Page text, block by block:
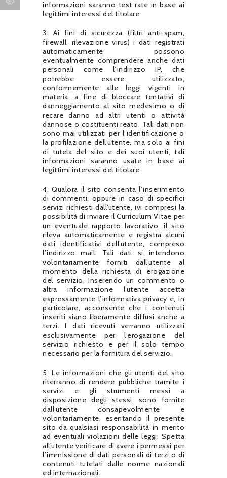
informazioni saranno test rate in base ai
legittimi interessi del titolare.
3. Ai fini di sicurezza (filtri anti-spam,
firewall, rilevazione virus) i dati registrati
automaticamente possono
eventualmente comprendere anche dati
personali come l’indirizzo IP, che
potrebbe essere utilizzato,
conformemente alle leggi vigenti in
materia, a fine di bloccare tentativi di
danneggiamento al sito medesimo o di
recare danno ad altri utenti o attività
dannose o costituenti reato. Tali dati non
sono mai utilizzati per l’identificazione o
la profilazione dell’utente, ma solo ai fini
di tutela del sito e dei suoi utenti, tali
informazioni saranno usate in base ai
legittimi interessi del titolare.
4. Qualora il sito consenta l’inserimento
di commenti, oppure in caso di specifici
servizi richiesti dall’utente, ivi compresi la
possibilità di inviare il Curriculum Vitae per
un eventuale rapporto lavorativo, il sito
rileva automaticamente e registra alcuni
dati identificativi dell’utente, compreso
l’indirizzo mail. Tali dati si intendono
volontariamente forniti dall’utente al
momento della richiesta di erogazione
del servizio. Inserendo un commento o
altra informazione l’utente accetta
espressamente l’informativa privacy e, in
particolare, acconsente che i contenuti
inseriti siano liberamente diffusi anche a
terzi. I dati ricevuti verranno utilizzati
esclusivamente per l’erogazione del
servizio richiesto e per il solo tempo
necessario per la fornitura del servizio.
5. Le informazioni che gli utenti del sito
riterranno di rendere pubbliche tramite i
servizi e gli strumenti messi a
disposizione degli stessi, sono fornite
dall’utente consapevolmente e
volontariamente, esentando il presente
sito da qualsiasi responsabilità in merito
ad eventuali violazioni delle leggi. Spetta
all’utente verificare di avere i permessi per
l’immissione di dati personali di terzi o di
contenuti tutelati dalle norme nazionali
ed internazionali.